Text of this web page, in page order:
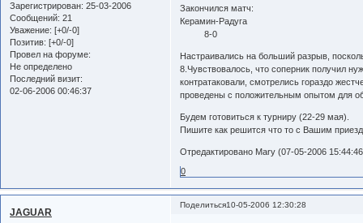
Зарегистрирован: 25-03-2006
Сообщений: 21
Уважение: [+0/-0]
Позитив: [+0/-0]
Провел на форуме:
Не определено
Последний визит:
02-06-2006 00:46:37
Закончился матч:
Керамин-Радуга
8-0
Настраивались на больший разрыв,
8.Чувствовалось, что соперник получил
контратаковали, смотрелись гораздо
проведены с положительным опытом для
Будем готовиться к турниру (22-29 мая).
Пишите как решится что то с Вашим
Отредактировано Mary (07-05-2006
0
Поделиться10-05-2006 12:30:28
JAGUAR